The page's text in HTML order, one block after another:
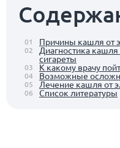
01 Причины кашля от
02 Диагностика
сигареты
03 К какому врачу
04 Возможные
05 Лечение кашля от
06 Список литературы